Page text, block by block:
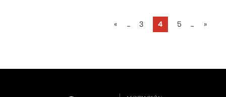
« ... 3 4 5 ... »